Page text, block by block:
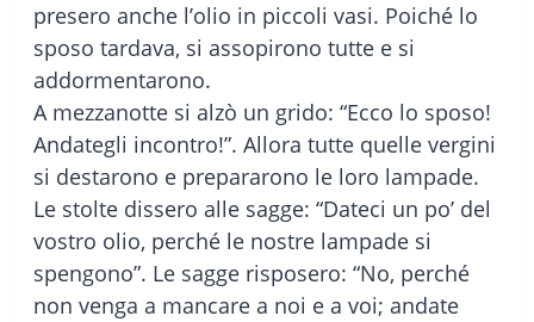
presero anche l’olio in piccoli vasi. Poiché lo
sposo tardava, si assopirono tutte e si
addormentarono.
A mezzanotte si alzò un grido: “Ecco lo sposo!
Andategli incontro!”. Allora tutte quelle vergini
si destarono e prepararono le loro lampade.
Le stolte dissero alle sagge: “Dateci un po’ del
vostro olio, perché le nostre lampade si
spengono”. Le sagge risposero: “No, perché
non venga a mancare a noi e a voi; andate